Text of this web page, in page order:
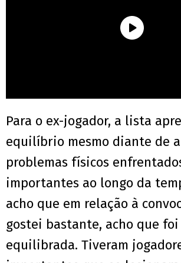
Para o ex-jogador, a lista
equilíbrio mesmo diante de
problemas físicos
importantes ao longo da
acho que em relação à
gostei bastante, acho que
equilibrada. Tiveram